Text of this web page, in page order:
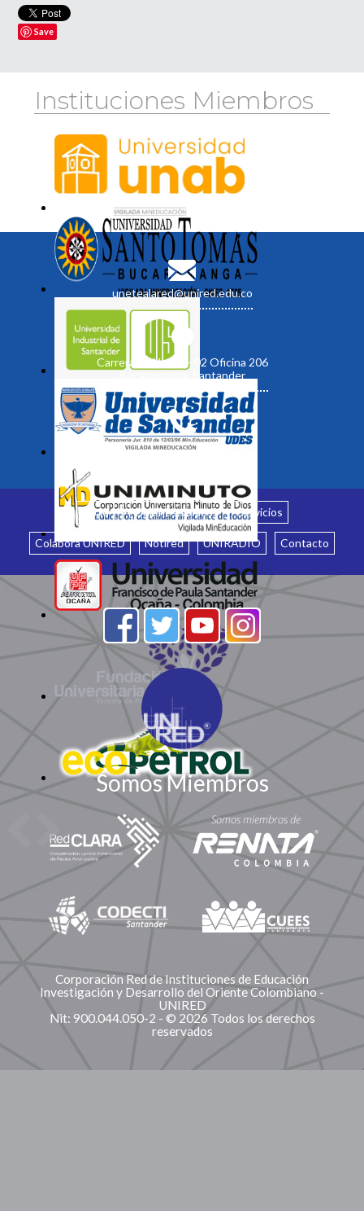
Save
Instituciones Miembros
unetealared@unired.edu.co
Carrera 19 No. 35 - 02 Oficina 206
Bucaramanga, Santander
Inicio ¿Quiénes somos? Servicios
Colabora UNIRED Notired UNIRADIO Contacto
Somos Miembros
Corporación Red de Instituciones de Educación
Investigación y Desarrollo del Oriente Colombiano -
UNIRED
Nit: 900.044.050-2 - © 2026 Todos los derechos
reservados